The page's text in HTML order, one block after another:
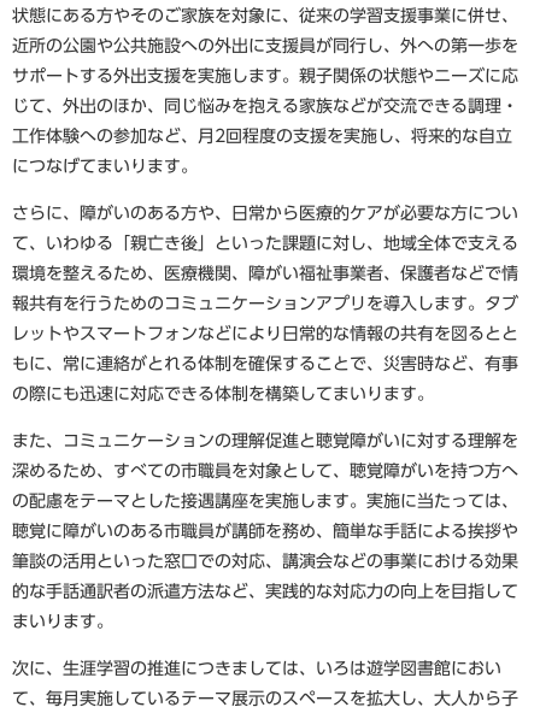
状態にある方やそのご家族を対象に、従来の学習支援事業に併せ、
近所の公園や公共施設への外出に支援員が同行し、外への第一歩を
サポートする外出支援を実施します。親子関係の状態やニーズに応
じて、外出のほか、同じ悩みを抱える家族などが交流できる調理・
工作体験への参加など、月2回程度の支援を実施し、将来的な自立
につなげてまいります。
さらに、障がいのある方や、日常から医療的ケアが必要な方につい
て、いわゆる「親亡き後」といった課題に対し、地域全体で支える
環境を整えるため、医療機関、障がい福祉事業者、保護者などで情
報共有を行うためのコミュニケーションアプリを導入します。タブ
レットやスマートフォンなどにより日常的な情報の共有を図るとと
もに、常に連絡がとれる体制を確保することで、災害時など、有事
の際にも迅速に対応できる体制を構築してまいります。
また、コミュニケーションの理解促進と聴覚障がいに対する理解を
深めるため、すべての市職員を対象として、聴覚障がいを持つ方へ
の配慮をテーマとした接遇講座を実施します。実施に当たっては、
聴覚に障がいのある市職員が講師を務め、簡単な手話による挨拶や
筆談の活用といった窓口での対応、講演会などの事業における効果
的な手話通訳者の派遣方法など、実践的な対応力の向上を目指して
まいります。
次に、生涯学習の推進につきましては、いろは遊学図書館におい
て、毎月実施しているテーマ展示のスペースを拡大し、大人から子